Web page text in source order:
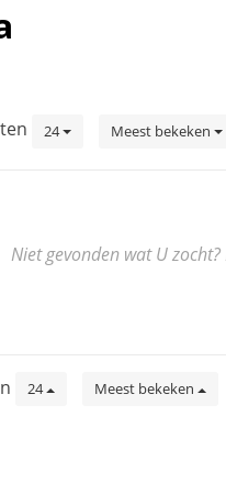
24 Meest bekeken
Niet gevonden wat U
24 Meest bekeken